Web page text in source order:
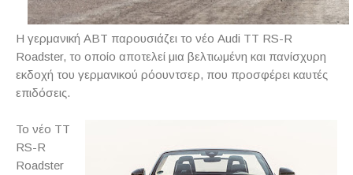
Η γερμανική ABT παρουσιάζει το νέο Audi TT RS-R
Roadster, το οποίο αποτελεί μια βελτιωμένη και πανίσχυρη
εκδοχή του γερμανικού ρόουντσερ, που προσφέρει καυτές
επιδόσεις.
Το νέο TT
RS-R
Roadster